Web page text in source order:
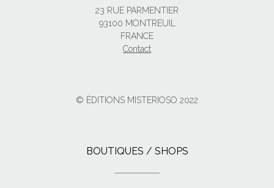
23 RUE PARMENTIER
93100 MONTREUIL
FRANCE
Contact
© ÉDITIONS MISTERIOSO 2022
BOUTIQUES / SHOPS